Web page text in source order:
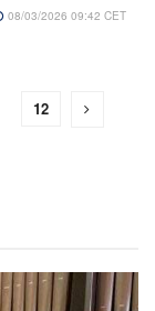
08/03/2026 09:42 CET
12